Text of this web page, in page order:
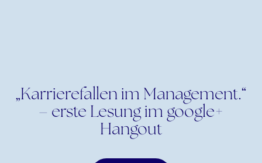
„Karrierefallen im Management.“
– erste Lesung im google+
Hangout